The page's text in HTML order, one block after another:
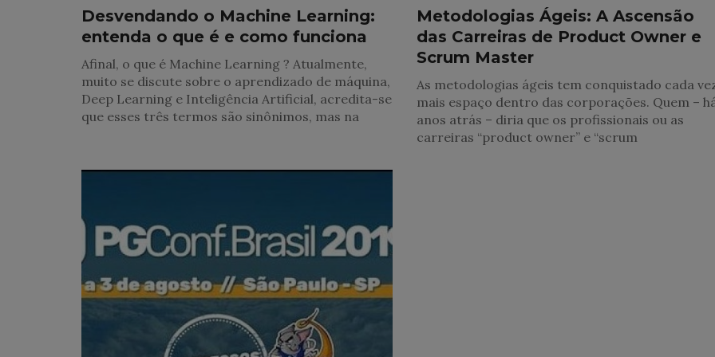
Desvendando o Machine Learning:
entenda o que é e como funciona
Afinal, o que é Machine Learning ? Atualmente,
muito se discute sobre o aprendizado de máquina,
Deep Learning e Inteligência Artificial, acredita-se
que esses três termos são sinônimos, mas na
Metodologias Ágeis: A Ascensão
das Carreiras de Product Owner e
Scrum Master
As metodologias ágeis tem conquistado cada
mais espaço dentro das corporações. Quem –
anos atrás – diria que os profissionais ou as
carreiras “product owner” e “scrum